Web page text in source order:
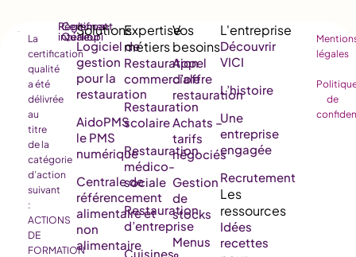
La
certification
qualité
a été
délivrée
au
titre
de la
catégorie
d’action
suivant
:
ACTIONS
DE
FORMATION
Règlement
intérieur
Certificat
Qualiopi
Logiciel de
gestion
pour la
restauration
AidoPMS
le PMS
numérique
Centrale de
référencement
alimentaire et
non
alimentaire
Restauration
commerciale
Restauration
scolaire
Restauration
médico-
sociale
Restauration
d’entreprise
Cuisines
Appel
d’offre
restauration
Achats –
tarifs
négociés
Gestion
de
stocks
Menus
Découvrir
VICI
L’histoire
Une
entreprise
engagée
Recrutement
Idées
recettes
légales
de